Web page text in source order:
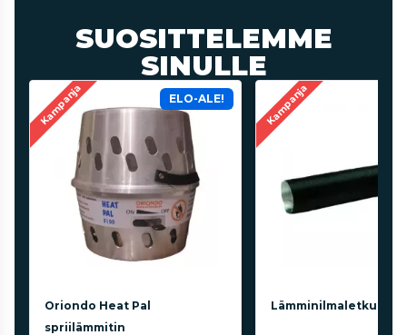
SUOSITTELEMME
SINULLE
Kampanja ELO-ALE!
Oriondo Heat Pal
spriilämmitin
Kampanja
Lämminilmaletku